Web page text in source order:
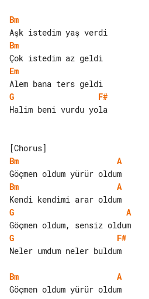
Bm
Bm
Em
G
F#
Halim beni vurdu yola
Bm
A
Bm
A
G
A
G
F#
Neler umdum neler buldum
Bm
A